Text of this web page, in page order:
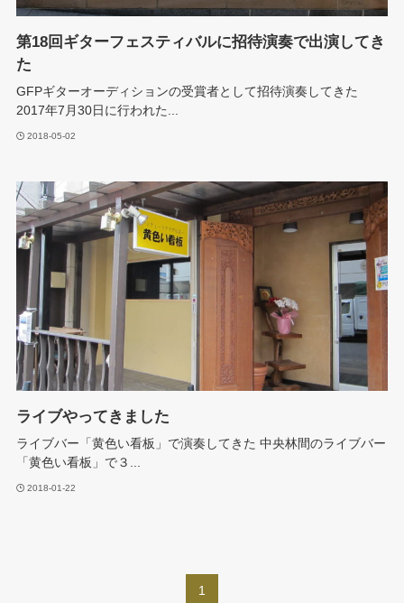
第18回ギターフェスティバルに招待演奏で出演してき
た
GFPギターオーディションの受賞者として招待演奏してきた
2017年7月30日に行われた...
2018-05-02
ライブやってきました
ライブバー「黄色い看板」で演奏してきた 中央林間のライブバー
「黄色い看板」で３...
2018-01-22
1